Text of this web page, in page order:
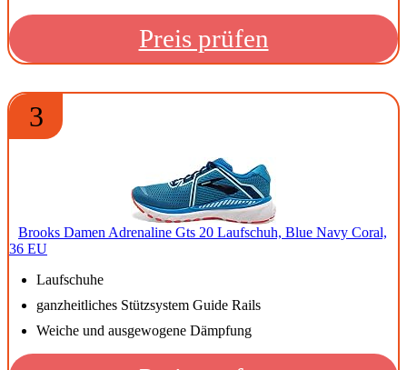
Preis prüfen
3
Brooks Damen Adrenaline Gts 20 Laufschuh, Blue Navy Coral,
36 EU
Laufschuhe
ganzheitliches Stützsystem Guide Rails
Weiche und ausgewogene Dämpfung